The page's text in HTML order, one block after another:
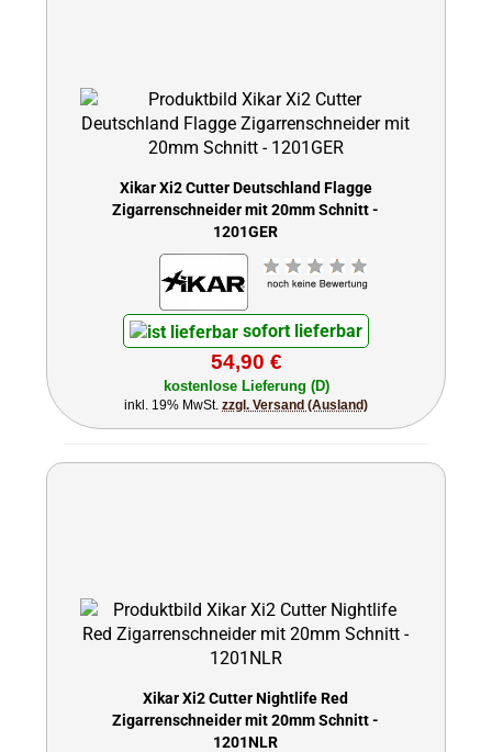
Xikar Xi2 Cutter Deutschland Flagge
Zigarrenschneider mit 20mm Schnitt -
1201GER
sofort lieferbar
54,90 €
kostenlose Lieferung (D)
inkl. 19% MwSt. zzgl. Versand (Ausland)
Xikar Xi2 Cutter Nightlife Red
Zigarrenschneider mit 20mm Schnitt -
1201NLR